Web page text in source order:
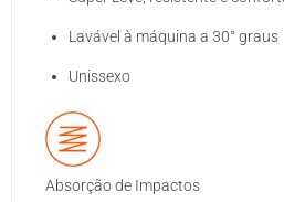
Lavável à máquina a 30° graus
Unissexo
Absorção de Impactos